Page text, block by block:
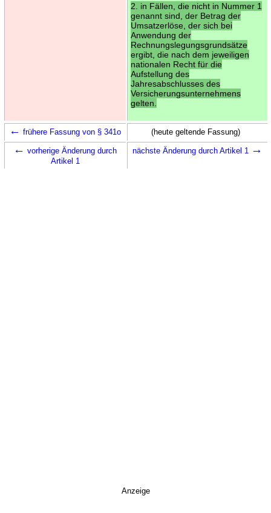
2. in Fällen, die nicht in Nummer 1
genannt sind, der Betrag der
Umsatzerlöse, der sich bei
Anwendung der
Rechnungslegungsgrundsätze
ergibt, die nach dem jeweiligen
nationalen Recht für die
Aufstellung des
Jahresabschlusses des
Versicherungsunternehmens
gelten.
← frühere Fassung von § 341o (heute geltende Fassung)
← vorherige Änderung durch
Artikel 1
nächste Änderung durch Artikel 1 →
Anzeige